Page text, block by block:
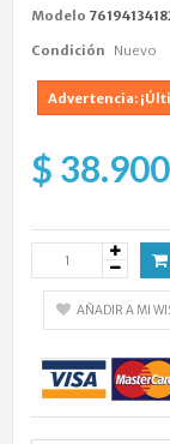
Modelo
Condición Nuevo
Advertencia:
$ 38.900
AÑADIR A MI